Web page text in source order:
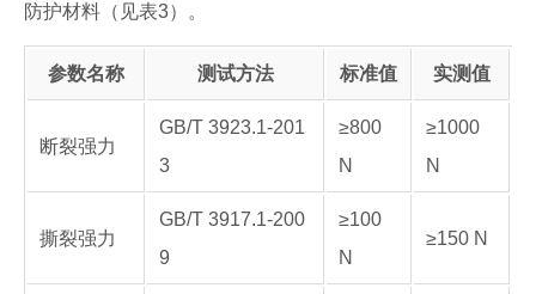
防护材料（见表3）。
参数名称 测试方法 标准值 实测值
断裂强力
GB/T 3923.1-201
3
≥800
N
≥1000
N
撕裂强力
GB/T 3917.1-200
9
≥100
N
≥150 N